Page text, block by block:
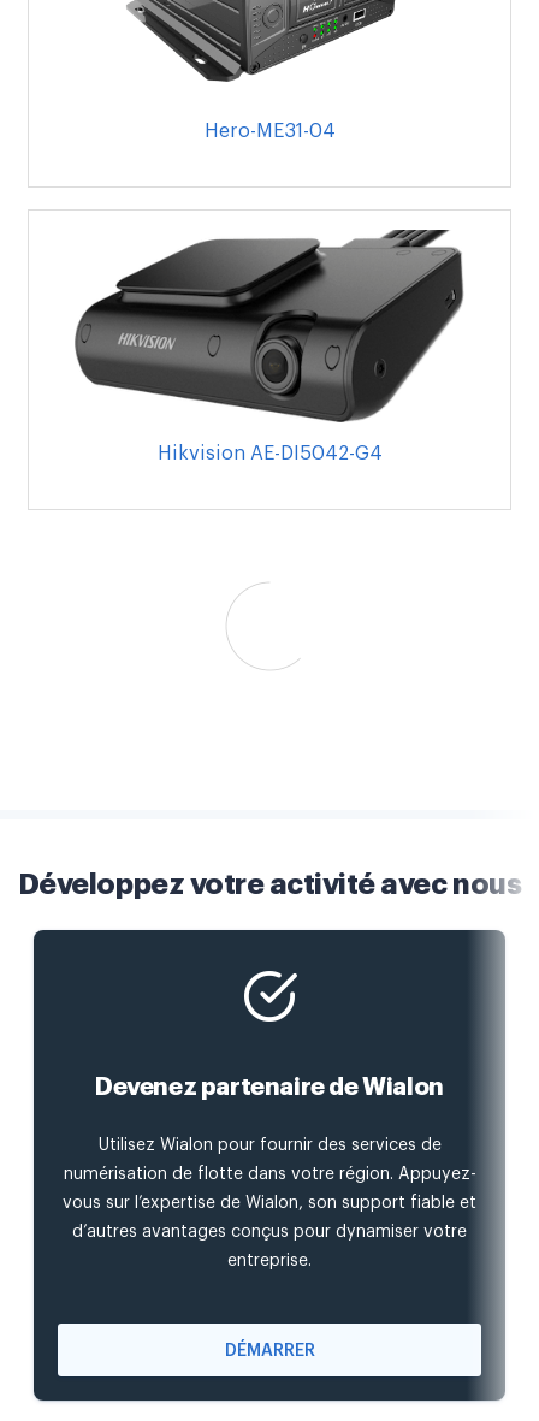
Hero-ME31-04
Hikvision AE-DI5042-G4
Développez votre activité avec nous
Devenez partenaire de Wialon
Utilisez Wialon pour fournir des services de
numérisation de flotte dans votre région. Appuyez-
vous sur l’expertise de Wialon, son support fiable et
d’autres avantages conçus pour dynamiser votre
entreprise.
DÉMARRER